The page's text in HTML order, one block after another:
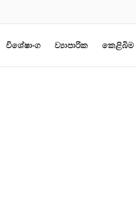
විශේෂාංග ව්‍යාපාරික කෙළිබිම